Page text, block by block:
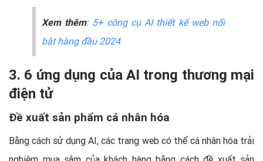
Xem thêm: 5+ công cụ AI thiết kế web nổi
bật hàng đầu 2024
3. 6 ứng dụng của AI trong thương mại
điện tử
Đề xuất sản phẩm cá nhân hóa
Bằng cách sử dụng AI, các trang web có thể cá nhân hóa trải